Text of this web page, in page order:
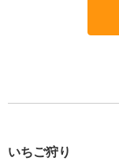
いちご狩り